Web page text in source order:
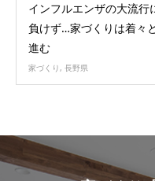
インフルエンザの大流行
負けず…家づくりは着々と
進む
家づくり, 長野県